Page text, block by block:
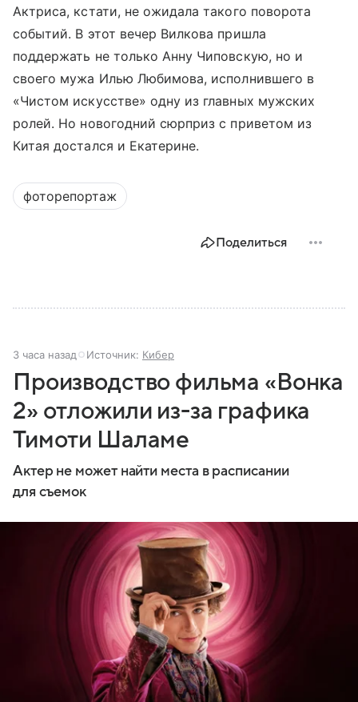
Актриса, кстати, не ожидала такого поворота
событий. В этот вечер Вилкова пришла
поддержать не только Анну Чиповскую, но и
своего мужа Илью Любимова, исполнившего в
«Чистом искусстве» одну из главных мужских
ролей. Но новогодний сюрприз с приветом из
Китая достался и Екатерине.
фоторепортаж
Поделиться
3 часа назад Источник: Кибер
Производство фильма «Вонка
2» отложили из-за графика
Тимоти Шаламе
Актер не может найти места в расписании
для съемок